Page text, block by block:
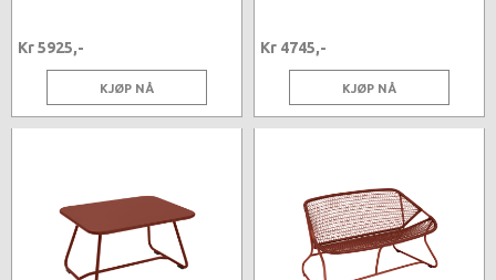
Kr 5925,-
KJØP NÅ
Kr 4745,-
KJØP NÅ